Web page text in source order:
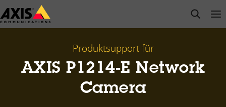
Zum
Hauptinhalt
open
Produktsupport für
AXIS P1214-E Network
Camera